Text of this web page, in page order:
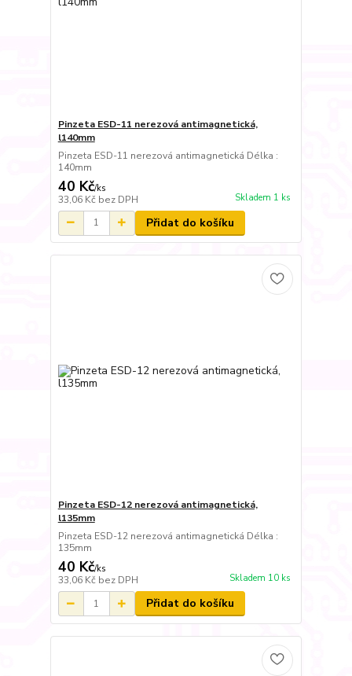
Pinzeta ESD-11 nerezová antimagnetická,
l140mm
Pinzeta ESD-11 nerezová antimagnetická Délka :
140mm
40 Kč/ks
33,06 Kč bez DPH Skladem 1 ks
Přidat do košíku
Pinzeta ESD-12 nerezová antimagnetická,
l135mm
Pinzeta ESD-12 nerezová antimagnetická Délka :
135mm
40 Kč/ks
33,06 Kč bez DPH Skladem 10 ks
Přidat do košíku